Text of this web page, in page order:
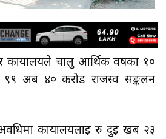
कार्यालयले चालु आर्थिक वर्षका १०
अर्ब ४० करोड राजस्व सङ्कलन
कार्यालयलाई रु दुई खर्ब २३